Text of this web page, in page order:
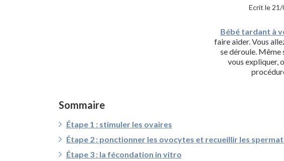
Ecrit le
Bébé tardant à
faire aider. Vous
se déroule. Même
vous expliquer,
Sommaire
Étape 1 : stimuler les ovaires
Étape 2 : ponctionner les ovocytes et recueillir les
Étape 3 : la fécondation in vitro